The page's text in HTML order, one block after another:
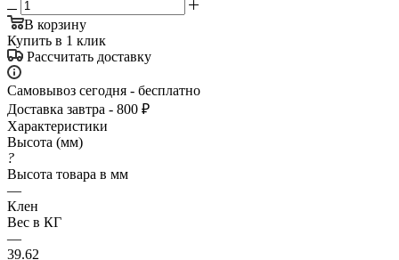
В корзину
Купить в 1 клик
Рассчитать доставку
Самовывоз сегодня - бесплатно
Доставка завтра - 800 ₽
Характеристики
Высота (мм)
?
Высота товара в мм
—
Клен
Вес в КГ
—
39.62